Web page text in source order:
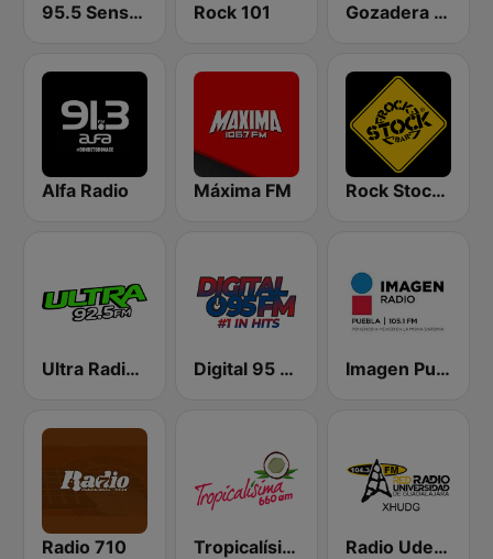
95.5 Sensación FM Rock 101 Gozadera FM
Alfa Radio Máxima FM Rock Stock Bar
Ultra Radio 92.5 FM Digital 95 FM Online (Mexicali) Imagen Puebla 105.1 FM
Radio 710 Tropicalísima 660 AM Radio UdeG Guadalajara